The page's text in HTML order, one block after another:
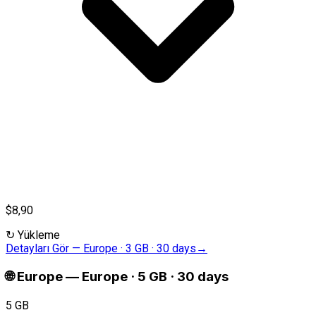
$8,90
↻ Yükleme
Detayları Gör — Europe · 3 GB · 30 days →
🌐 Europe— Europe · 5 GB · 30 days
5 GB